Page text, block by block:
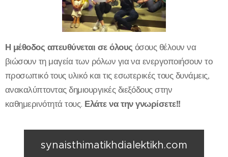
Η μέθοδος απευθύνεται σε όλους όσους θέλουν να
βιώσουν τη μαγεία των ρόλων για να ενεργοποιήσουν το
προσωπικό τους υλικό και τις εσωτερικές τους δυνάμεις,
ανακαλύπτοντας δημιουργικές διεξόδους στην
καθημερινότητά τους. Ελάτε να την γνωρίσετε!!
synaisthimatikhdialektikh.com